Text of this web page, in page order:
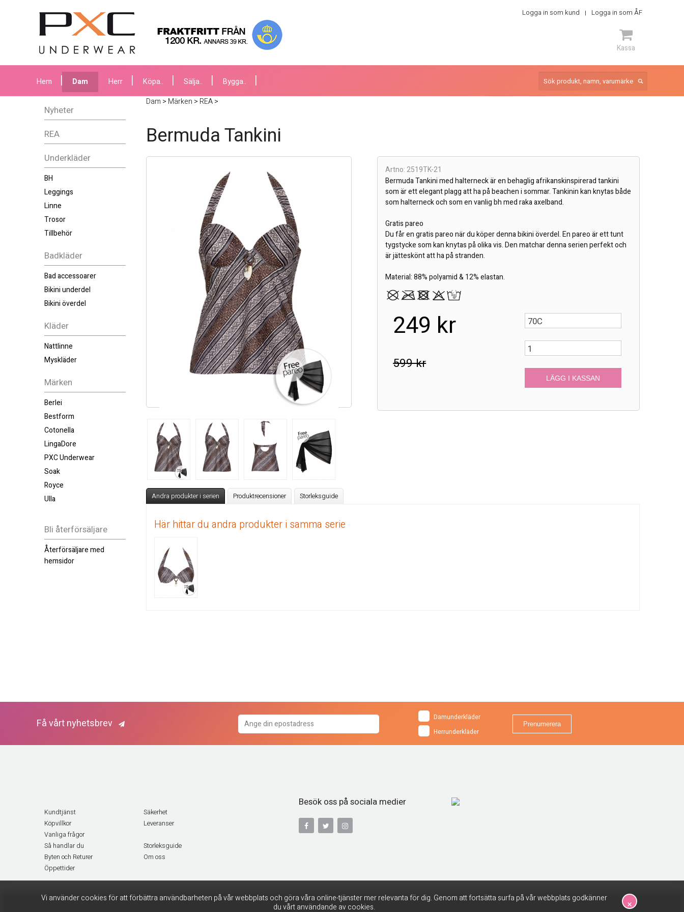
Vi använder cookies för att förbättra användbarheten på vår webbplats och göra våra online-tjänster mer relevanta för dig. Genom att fortsätta surfa på vår webbplats godkänner
du vårt användande av cookies.
×
Logga in som kund Logga in som ÅF
Kassa
ARTIKEL
Hem Dam Herr Köpa.. Sälja.. Bygga..
Nyheter
REA
Underkläder
BH
Leggings
Linne
Trosor
Tillbehör
Badkläder
Bad accessoarer
Bikini underdel
Bikini överdel
Kläder
Nattlinne
Myskläder
Märken
Berlei
Bestform
Cotonella
LingaDore
PXC Underwear
Soak
Royce
Ulla
Bli återförsäljare
Återförsäljare med
hemsidor
Dam > Märken > REA>
Bermuda Tankini
Artno: 2519TK-21
Bermuda Tankini med halterneck är en behaglig afrikanskinspirerad tankini
som är ett elegant plagg att ha på beachen i sommar. Tankinin kan knytas både
som halterneck och som en vanlig bh med raka axelband.
Gratis pareo
Du får en gratis pareo när du köper denna bikini överdel. En pareo är ett tunt
tygstycke som kan knytas på olika vis. Den matchar denna serien perfekt och
är jätteskönt att ha på stranden.
Material: 88% polyamid & 12% elastan.
249 kr
599 kr
Andra produkter i serien Produktrecensioner Storleksguide
Här hittar du andra produkter i samma serie
Få vårt nyhetsbrev
Damunderkläder
Herrunderkläder
Kundtjänst
Säkerhet
Köpvillkor
Leveranser
Vanliga frågor
Så handlar du
Storleksguide
Byten och Returer
Om oss
Öppettider
Besök oss på sociala medier